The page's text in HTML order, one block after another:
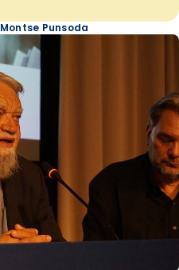
Montse Punsoda